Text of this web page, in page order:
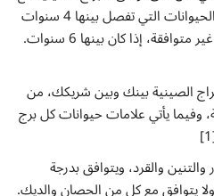
بعضها بعضاً، ويُعتقد أن علامات الحيوانات التي تفصل بينها 4 سنوات
عن بعضها بعضاً متوافقة، ولكنها غير متوافقة، إذا كان بينها 6 سنوات.
الصينية بينك وبين شريكك، من
وفيما يأتي علامات حيوانات كل برج
والتنين والقرد، ويتوافق بدرجة
يتوافق مع كل من الحصان والديك.